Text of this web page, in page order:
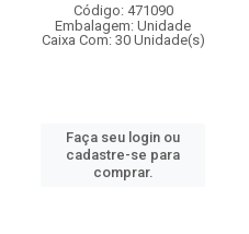
Código: 471090
Embalagem: Unidade
Caixa Com: 30 Unidade(s)
Faça seu login ou
cadastre-se para
comprar.